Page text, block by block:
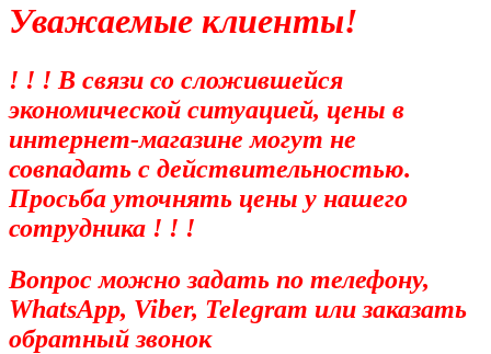
Уважаемые клиенты!
! ! ! В связи со сложившейся
экономической ситуацией, цены в
интернет-магазине могут не
совпадать с действительностью.
Просьба уточнять цены у нашего
сотрудника ! ! !
Вопрос можно задать по телефону,
WhatsApp, Viber, Telegram или заказать
обратный звонок